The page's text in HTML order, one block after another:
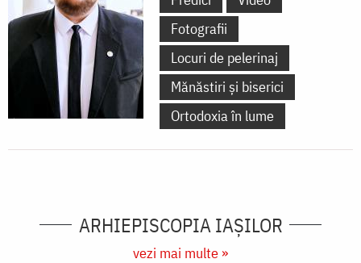
Fotografii
Locuri de pelerinaj
Mănăstiri și biserici
Ortodoxia în lume
ARHIEPISCOPIA IAŞILOR
vezi mai multe »